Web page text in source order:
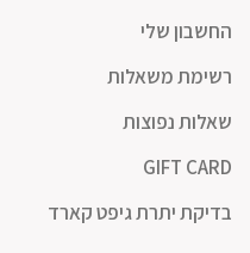
החשבון שלי
רשימת משאלות
שאלות נפוצות
GIFT CARD
בדיקת יתרת גיפט קארד